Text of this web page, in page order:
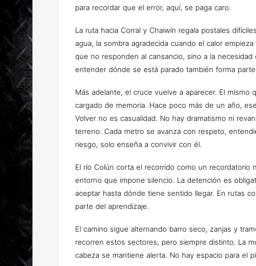
para recordar que el error, aquí, se paga caro.
La ruta hacia Corral y Chaiwín regala postales
agua, la sombra agradecida cuando el calor
que no responden al cansancio, sino a la
entender dónde se está parado también forma
Más adelante, el cruce vuelve a aparecer. El
cargado de memoria. Hace poco más de un año,
Volver no es casualidad. No hay dramatismo ni
terreno. Cada metro se avanza con respeto,
riesgo, solo enseña a convivir con él.
El río Colún corta el recorrido como un recordatorio
entorno que impone silencio. La detención es
aceptar hasta dónde tiene sentido llegar. En rutas
parte del aprendizaje.
El camino sigue alternando barro seco, zanjas y
recorren estos sectores, pero siempre distinto. La
cabeza se mantiene alerta. No hay espacio para el